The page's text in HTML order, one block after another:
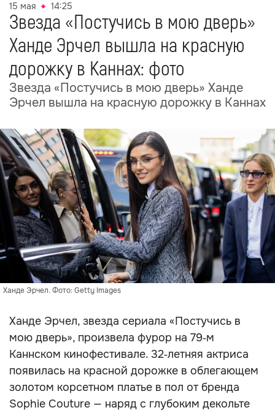
15 мая 14:25
Звезда «Постучись в мою дверь»
Ханде Эрчел вышла на красную
дорожку в Каннах: фото
Звезда «Постучись в мою дверь» Ханде
Эрчел вышла на красную дорожку в Каннах
Ханде Эрчел. Фото: Getty Images
Ханде Эрчел, звезда сериала «Постучись в
мою дверь», произвела фурор на 79‑м
Каннском кинофестивале. 32‑летняя актриса
появилась на красной дорожке в облегающем
золотом корсетном платье в пол от бренда
Sophie Couture — наряд с глубоким декольте